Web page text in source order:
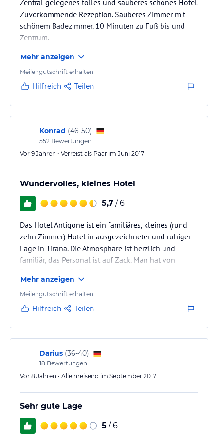
Zentral gelegenes tolles und sauberes schönes Hotel.
Zuvorkommende Rezeption. Sauberes Zimmer mit
schönem Badezimmer. 10 Minuten zu Fuß bis und
Zentrum.
diesem Hotel nicht getestet - auch nicht danach
geschaut, so können wir dazu keine Bewertung
abgeben.
Mehr anzeigen
Meilengutschrift erhalten
Hilfreich Teilen
Konrad (46-50)
552 Bewertungen
Vor 9 Jahren • Verreist als Paar im Juni 2017
Wundervolles, kleines Hotel
5,7 / 6
Das Hotel Antigone ist ein familiäres, kleines (rund
zehn Zimmer) Hotel in ausgezeichneter und ruhiger
Lage in Tirana. Die Atmosphäre ist herzlich und
familiär, das Personal ist auf Zack. Man hat von
„Familie“ zu sein. Dennoch ist der Service
professionell und prompt, wie es einem guten Hotel
angemessen ist. Das zweistöckige Gebäude wirkt wie
restauriert und renoviert worden.
Trotz der Nähe zum Ausgehviertel…
Mehr anzeigen
Meilengutschrift erhalten
Hilfreich Teilen
Darius (36-40)
18 Bewertungen
Vor 8 Jahren • Alleinreisend im September 2017
Sehr gute Lage
5 / 6